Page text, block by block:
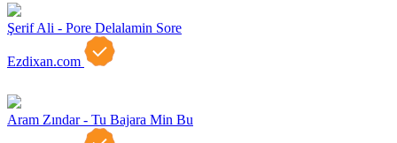
Şerif Ali - Pore Delalamin Sore
Ezdixan.com
Aram Zındar - Tu Bajara Min Bu